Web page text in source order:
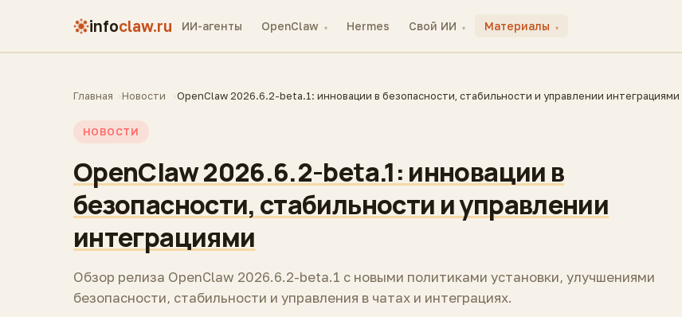
infoclaw.ru ИИ-агенты OpenClaw ▾ Hermes Свой ИИ ▾ Материалы ▾
Главная Новости OpenClaw 2026.6.2-beta.1: инновации в безопасности, стабильности и управлении интеграциями
НОВОСТИ
OpenClaw 2026.6.2-beta.1: инновации в
безопасности, стабильности и управлении
интеграциями
Обзор релиза OpenClaw 2026.6.2-beta.1 с новыми политиками установки, улучшениями
безопасности, стабильности и управления в чатах и интеграциях.